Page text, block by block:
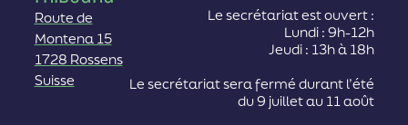
Route de
Montena 15
1728 Rossens
Suisse
Le secrétariat est ouvert :
Lundi : 9h-12h
Jeudi : 13h à 18h
Le secrétariat sera fermé durant l’été
du 9 juillet au 11 août